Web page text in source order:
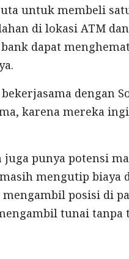
untuk membeli
di lokasi ATM
dapat
dengan
karena mereka
punya potensi
mengutip biaya
posisi di
tunai tanpa